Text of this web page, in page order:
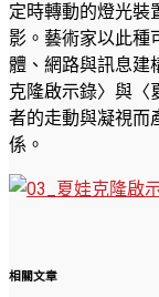
定時轉動的燈光裝
影。藝術家以此種
體、網路與訊息建
克隆啟示錄〉與〈
者的走動與凝視而
係。
相關文章